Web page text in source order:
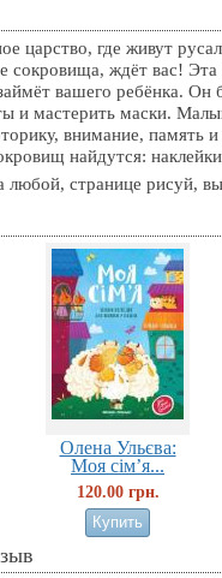
царство, где живут
сокровища, ждёт вас!
вашего ребёнка. Он
и мастерить маски.
внимание, память
найдутся:
странице рисуй,
Олена Ульєва:
Моя сім’я...
120.00 грн.